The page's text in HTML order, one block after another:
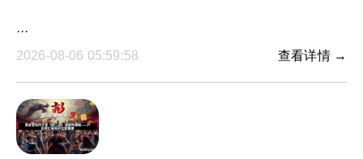
···
2026-08-06 05:59:58
查看详情 →